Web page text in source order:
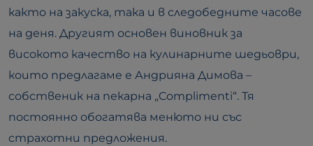
както на закуска, така и в следобедните часове
на деня. Другият основен виновник за
високото качество на кулинарните шедьоври,
които предлагаме е Андрияна Димова –
собственик на пекарна „Complimenti“. Тя
постоянно обогатява менюто ни със
страхотни предложения.